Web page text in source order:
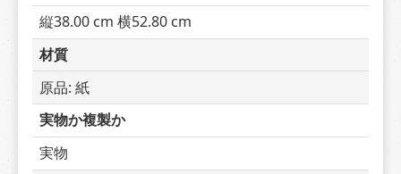
縦38.00 cm 横52.80 cm
材質
原品: 紙
実物か複製か
実物